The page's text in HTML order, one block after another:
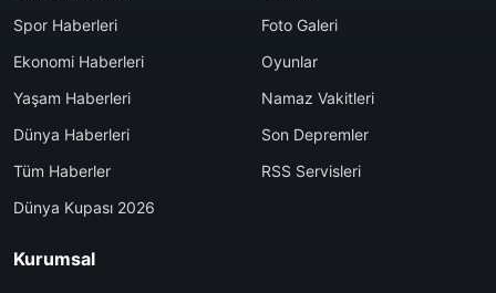
Spor Haberleri
Ekonomi Haberleri
Yaşam Haberleri
Dünya Haberleri
Tüm Haberler
Dünya Kupası 2026
Foto Galeri
Oyunlar
Namaz Vakitleri
Son Depremler
RSS Servisleri
Kurumsal